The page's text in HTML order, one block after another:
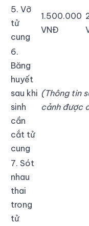
5. Vỡ
tử
cung
1.500.000
VNĐ
6.
Băng
huyết
sau khi
sinh
cần
cắt tử
cung
(Thông tin
cảnh được
7. Sót
nhau
thai
trong
tử